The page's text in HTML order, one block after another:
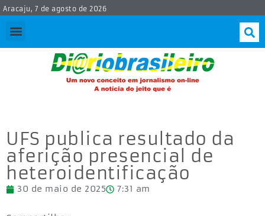
Aracaju, 7 de agosto de 2026
UFS publica resultado da
aferição presencial de
heteroidentificação
30 de maio de 2025 7:31 am